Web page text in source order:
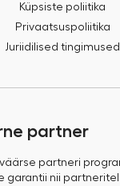
Küpsiste poliitika
Privaatsuspoliitika
Juriidilised tingimused
partner
partneri
garantii nii